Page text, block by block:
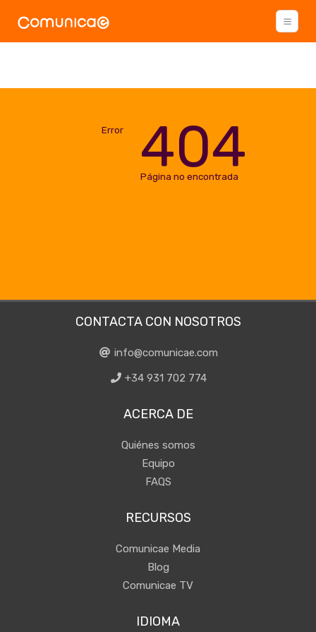
Error 404
Página no encontrada
CONTACTA CON NOSOTROS
info@comunicae.com
+34 931 702 774
ACERCA DE
Quiénes somos
Equipo
FAQS
RECURSOS
Comunicae Media
Blog
Comunicae TV
IDIOMA